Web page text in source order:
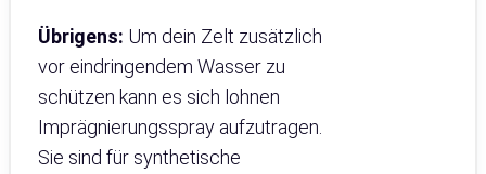
Übrigens: Um dein Zelt zusätzlich
vor eindringendem Wasser zu
schützen kann es sich lohnen
Imprägnierungsspray aufzutragen.
Sie sind für synthetische